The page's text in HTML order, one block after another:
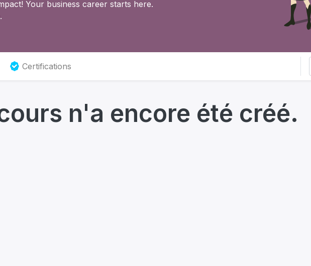
Your business career starts here.
Certifications
n'a encore été créé.